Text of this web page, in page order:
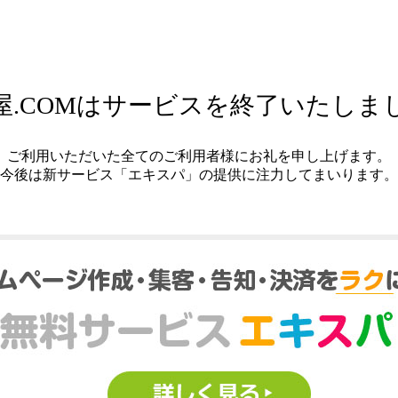
.COMはサービスを終了いたしま
ご利用いただいた全てのご利用者様にお礼を申し上げます。
今後は新サービス「エキスパ」の提供に注力してまいります。